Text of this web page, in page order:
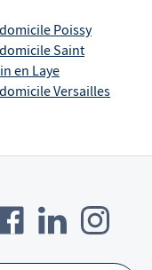
Poissy
Saint
en Laye
Versailles